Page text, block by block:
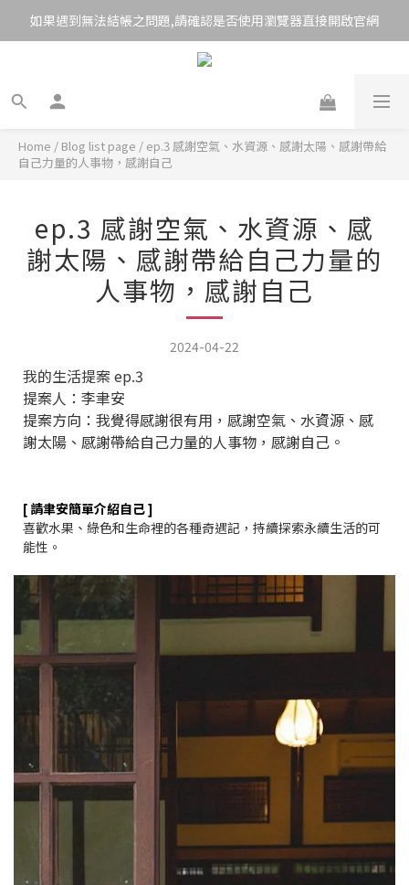
如果遇到無法結帳之問題,請確認是否使用瀏覽器直接開啟官網
Home / Blog list page / ep.3 感謝空氣、水資源、感謝太陽、感謝帶給
自己力量的人事物，感謝自己
ep.3 感謝空氣、水資源、感
謝太陽、感謝帶給自己力量的
人事物，感謝自己
2024-04-22
我的生活提案 ep.3
提案人：李聿安
提案方向： 我覺得感謝很有用，感謝空氣、水資源、感
謝太陽、感謝帶給自己力量的人事物，感謝自己。
[ 請聿安簡單介紹自己 ]
喜歡水果、綠色和生命裡的各種奇遇記，持續探索永續生活的可
能性。